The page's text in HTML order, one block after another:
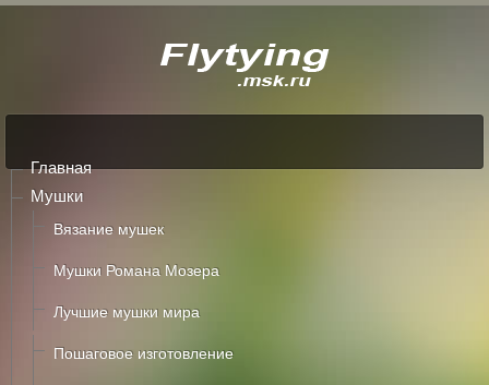
Главная
Мушки
Вязание мушек
Мушки Романа Мозера
Лучшие мушки мира
Пошаговое изготовление